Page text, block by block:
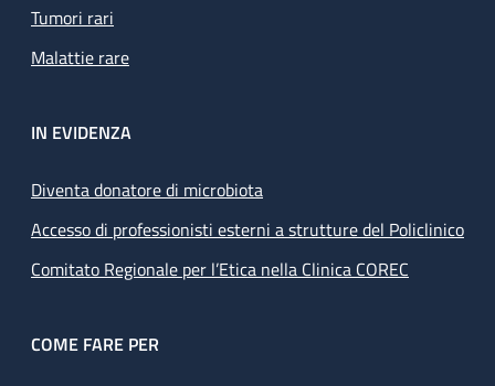
Tumori rari
Malattie rare
IN EVIDENZA
Diventa donatore di microbiota
Accesso di professionisti esterni a strutture del Policlinico
Comitato Regionale per l’Etica nella Clinica COREC
COME FARE PER